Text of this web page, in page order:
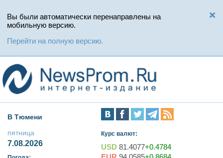
Вы были автоматически перенаправлены на
мобильную версию.
Перейти на полную версию.
В Тюмени
пятница
7.08.2026
Курс валют:
USD 81.4077+0.4784